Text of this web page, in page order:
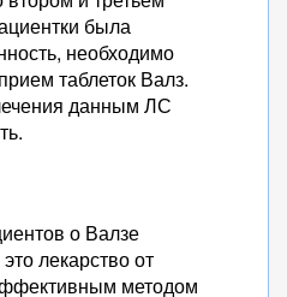
была
необходимо
таблеток Валз.
данным ЛС
о Валзе
лекарство от
методом